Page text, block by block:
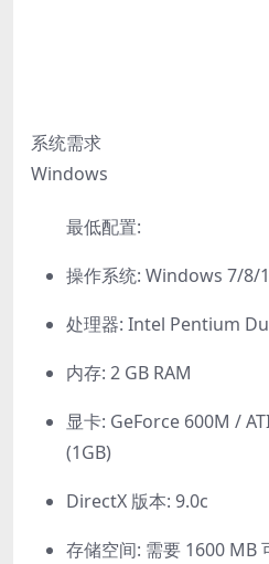
系统需求
Windows
最低配置:
操作系统: Windows 7/8/
处理器: Intel Pentium
内存: 2 GB RAM
显卡: GeForce 600M /
(1GB)
DirectX 版本: 9.0c
存储空间: 需要 1600 MB